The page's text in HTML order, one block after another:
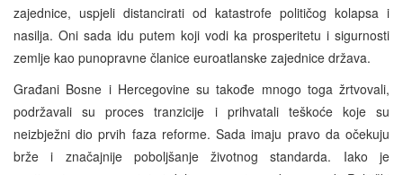
zajednice, uspjeli distancirati od katastrofe političog kolapsa i
nasilja. Oni sada idu putem koji vodi ka prosperitetu i sigurnosti
zemlje kao punopravne članice euroatlanske zajednice država.
Građani Bosne i Hercegovine su takođe mnogo toga žrtvovali,
podržavali su proces tranzicije i prihvatali teškoće koje su
neizbježni dio prvih faza reforme. Sada imaju pravo da očekuju
brže i značajnije poboljšanje životnog standarda. Iako je